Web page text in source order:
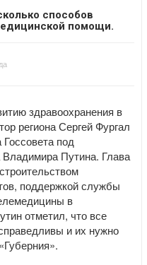
способов
помощи.
здравоохранения в
региона Сергей Фургал
под
Владимира Путина. Глава
поддержкой службы
в
отметил, что все
и их нужно